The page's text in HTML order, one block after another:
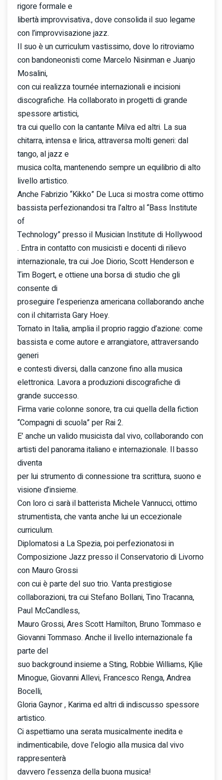
rigore formale e
libertà improvvisativa., dove consolida il suo legame
con l’improvvisazione jazz.
Il suo è un curriculum vastissimo, dove lo ritroviamo
con bandoneonisti come Marcelo Nisinman e Juanjo
Mosalini,
con cui realizza tournée internazionali e incisioni
discografiche. Ha collaborato in progetti di grande
spessore artistici,
tra cui quello con la cantante Milva ed altri. La sua
chitarra, intensa e lirica, attraversa molti generi: dal
tango, al jazz e
musica colta, mantenendo sempre un equilibrio di alto
livello artistico.
Anche Fabrizio “Kikko” De Luca si mostra come ottimo
bassista perfezionandosi tra l’altro al “Bass Institute
of
Technology” presso il Musician Institute di Hollywood
. Entra in contatto con musicisti e docenti di rilievo
internazionale, tra cui Joe Diorio, Scott Henderson e
Tim Bogert, e ottiene una borsa di studio che gli
consente di
proseguire l’esperienza americana collaborando anche
con il chitarrista Gary Hoey.
Tornato in Italia, amplia il proprio raggio d’azione: come
bassista e come autore e arrangiatore, attraversando
generi
e contesti diversi, dalla canzone fino alla musica
elettronica. Lavora a produzioni discografiche di
grande successo.
Firma varie colonne sonore, tra cui quella della fiction
“Compagni di scuola” per Rai 2.
E’ anche un valido musicista dal vivo, collaborando con
artisti del panorama italiano e internazionale. Il basso
diventa
per lui strumento di connessione tra scrittura, suono e
visione d’insieme.
Con loro ci sarà il batterista Michele Vannucci, ottimo
strumentista, che vanta anche lui un eccezionale
curriculum.
Diplomatosi a La Spezia, poi perfezionatosi in
Composizione Jazz presso il Conservatorio di Livorno
con Mauro Grossi
con cui è parte del suo trio. Vanta prestigiose
collaborazioni, tra cui Stefano Bollani, Tino Tracanna,
Paul McCandless,
Mauro Grossi, Ares Scott Hamilton, Bruno Tommaso e
Giovanni Tommaso. Anche il livello internazionale fa
parte del
suo background insieme a Sting, Robbie Williams, Kjlie
Minogue, Giovanni Allevi, Francesco Renga, Andrea
Bocelli,
Gloria Gaynor , Karima ed altri di indiscusso spessore
artistico.
Ci aspettiamo una serata musicalmente inedita e
indimenticabile, dove l’elogio alla musica dal vivo
rappresenterà
davvero l’essenza della buona musica!